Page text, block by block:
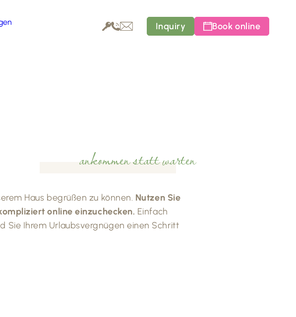
Book online
Inquiry
ankommen statt warten
Haus begrüßen zu können. Nutzen Sie
online einzuchecken. Einfach
Sie Ihrem Urlaubsvergnügen einen Schritt